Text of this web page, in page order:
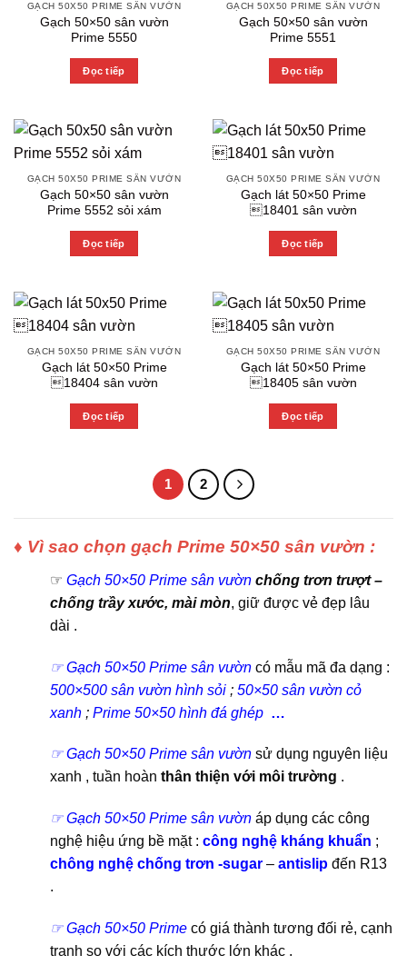
GẠCH 50X50 PRIME SÂN VƯỜN
Gạch 50×50 sân vườn
Prime 5550
Đọc tiếp
GẠCH 50X50 PRIME SÂN VƯỜN
Gạch 50×50 sân vườn
Prime 5551
Đọc tiếp
GẠCH 50X50 PRIME SÂN VƯỜN
Gạch 50×50 sân vườn
Prime 5552 sỏi xám
Đọc tiếp
GẠCH 50X50 PRIME SÂN VƯỜN
Gạch lát 50×50 Prime
18401 sân vườn
Đọc tiếp
GẠCH 50X50 PRIME SÂN VƯỜN
Gạch lát 50×50 Prime
18404 sân vườn
Đọc tiếp
GẠCH 50X50 PRIME SÂN VƯỜN
Gạch lát 50×50 Prime
18405 sân vườn
Đọc tiếp
1 2
♦ Vì sao chọn gạch Prime 50×50 sân vườn :
☞ Gạch 50×50 Prime sân vườn chống trơn trượt –
chống trầy xước, mài mòn, giữ được vẻ đẹp lâu
dài .
☞ Gạch 50×50 Prime sân vườn có mẫu mã đa dạng :
500×500 sân vườn hình sỏi ; 50×50 sân vườn cỏ
xanh ; Prime 50×50 hình đá ghép …
☞ Gạch 50×50 Prime sân vườn sử dụng nguyên liệu
xanh , tuần hoàn thân thiện với môi trường .
☞ Gạch 50×50 Prime sân vườn áp dụng các công
nghệ hiệu ứng bề mặt : công nghệ kháng khuẩn ;
chông nghệ chống trơn -sugar – antislip đến R13
.
☞ Gạch 50×50 Prime có giá thành tương đối rẻ, cạnh
tranh so với các kích thước lớn khác .